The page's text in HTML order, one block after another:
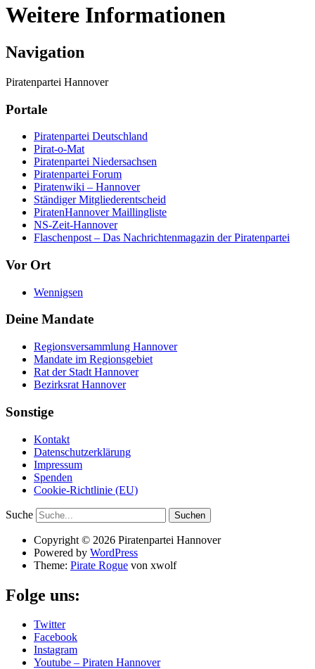
Weitere Informationen
Navigation
Piratenpartei Hannover
Portale
Piratenpartei Deutschland
Pirat-o-Mat
Piratenpartei Niedersachsen
Piratenpartei Forum
Piratenwiki – Hannover
Ständiger Mitgliederentscheid
PiratenHannover Maillingliste
NS-Zeit-Hannover
Flaschenpost – Das Nachrichtenmagazin der Piratenpartei
Vor Ort
Wennigsen
Deine Mandate
Regionsversammlung Hannover
Mandate im Regionsgebiet
Rat der Stadt Hannover
Bezirksrat Hannover
Sonstige
Kontakt
Datenschutzerklärung
Impressum
Spenden
Cookie-Richtlinie (EU)
Suche
Copyright © 2026 Piratenpartei Hannover
Powered by WordPress
Theme: Pirate Rogue von xwolf
Folge uns:
Twitter
Facebook
Instagram
Youtube – Piraten Hannover